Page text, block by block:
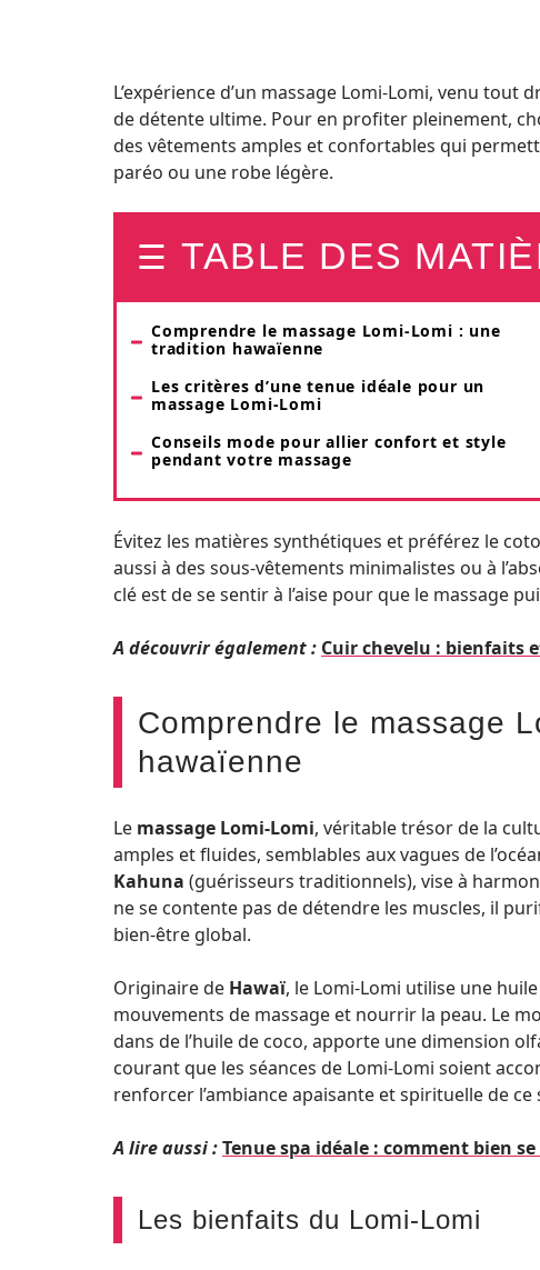
L’expérience d’un massage Lomi-Lomi, venu
de détente ultime. Pour en profiter pleinement,
des vêtements amples et confortables qui
paréo ou une robe légère.
TABLE DES
Comprendre le massage Lomi-Lomi : une
tradition hawaïenne
Les critères d’une tenue idéale pour un
massage Lomi-Lomi
Conseils mode pour allier confort et style
pendant votre massage
Évitez les matières synthétiques et préférez le
aussi à des sous-vêtements minimalistes ou à
clé est de se sentir à l’aise pour que le massage
A découvrir également : Cuir chevelu : bienfaits
Comprendre le massage
hawaïenne
Le massage Lomi-Lomi, véritable trésor de la
amples et fluides, semblables aux vagues de
Kahuna (guérisseurs traditionnels), vise à
ne se contente pas de détendre les muscles, il
bien-être global.
Originaire de Hawaï, le Lomi-Lomi utilise une
mouvements de massage et nourrir la peau. Le
dans de l’huile de coco, apporte une dimension
courant que les séances de Lomi-Lomi soient
renforcer l’ambiance apaisante et spirituelle de ce
A lire aussi :Tenue spa idéale : comment bien
Les bienfaits du Lomi-Lomi